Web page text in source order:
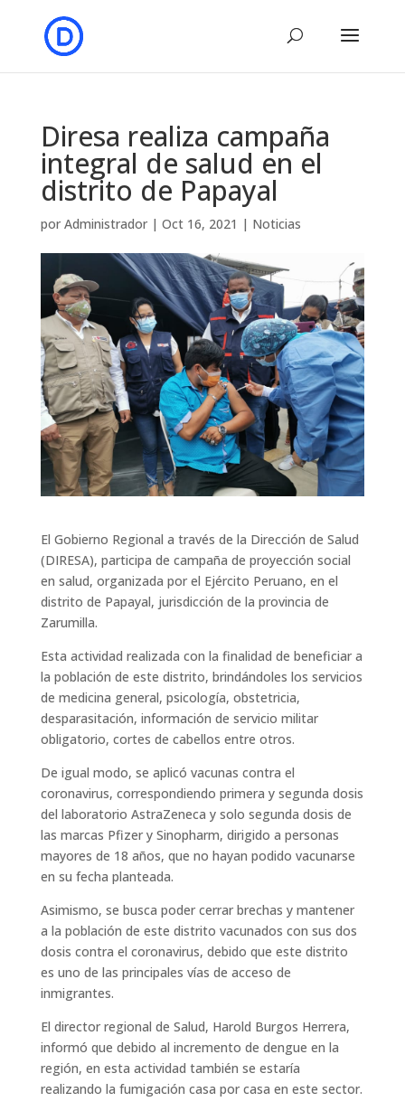
Diresa realiza campaña
integral de salud en el
distrito de Papayal
por Administrador| Oct 16, 2021 | Noticias
El Gobierno Regional a través de la Dirección de Salud
(DIRESA), participa de campaña de proyección social
en salud, organizada por el Ejército Peruano, en el
distrito de Papayal, jurisdicción de la provincia de
Zarumilla.
Esta actividad realizada con la finalidad de beneficiar a
la población de este distrito, brindándoles los servicios
de medicina general, psicología, obstetricia,
desparasitación, información de servicio militar
obligatorio, cortes de cabellos entre otros.
De igual modo, se aplicó vacunas contra el
coronavirus, correspondiendo primera y segunda dosis
del laboratorio AstraZeneca y solo segunda dosis de
las marcas Pfizer y Sinopharm, dirigido a personas
mayores de 18 años, que no hayan podido vacunarse
en su fecha planteada.
Asimismo, se busca poder cerrar brechas y mantener
a la población de este distrito vacunados con sus dos
dosis contra el coronavirus, debido que este distrito
es uno de las principales vías de acceso de
inmigrantes.
El director regional de Salud, Harold Burgos Herrera,
informó que debido al incremento de dengue en la
región, en esta actividad también se estaría
realizando la fumigación casa por casa en este sector.